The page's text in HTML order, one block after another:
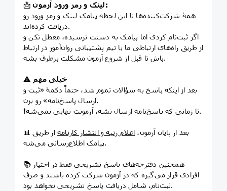
📩
لینک و رمز ورود آزمون:
همۀ شرکت‌کننده‌ها تا این لحظه پیامک لینک و رمز ورود رو
دریافت کرده‌اند.
اگر ثبت‌نام کردی اما پیامک به دستت نرسیده، معطل نکن و
از طریق راه‌های ارتباطی ما با تیم پشتیبانی روان‌آموز در ارتباط
باش تا قبل از شروع آزمون مشکلت برطرف بشه.
⚠️ خیلی مهم
بعد از اینکه پاسخ به سؤالات تموم شد، حتماً دکمۀ «ثبت و
ارسال پاسخ‌نامه» رو بزن.
❗️تا زمانی که پاسخ‌نامه ارسال نشه، آزمونت نهایی نمی‌شه.
📊 بعد از پایان آزمون، اعلام رتبه و انتشار کارنامهاز طریق
پیامک اطلاع‌رسانی می‌شه.
📚 همچنین دفترچه‌های پاسخ تشریحی فقط در اختیار
افرادی قرار می‌گیره که در آزمون شرکت کرده باشند و صرف
ثبت‌نام، شامل دریافت پاسخ تشریحی نخواهد بود.